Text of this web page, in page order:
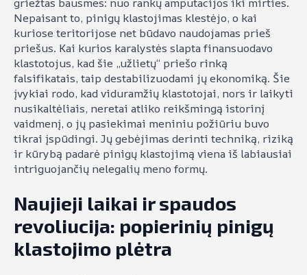
Nepaisant to, pinigų klastojimas klestėjo, o kai
kuriose teritorijose net būdavo naudojamas prieš
priešus. Kai kurios karalystės slapta finansuodavo
klastotojus, kad šie „užlietų“ priešo rinką
falsifikatais, taip destabilizuodami jų ekonomiką. Šie
įvykiai rodo, kad viduramžių klastotojai, nors ir laikyti
nusikaltėliais, neretai atliko reikšmingą istorinį
vaidmenį, o jų pasiekimai meniniu požiūriu buvo
tikrai įspūdingi. Jų gebėjimas derinti techniką, riziką
ir kūrybą padarė pinigų klastojimą viena iš labiausiai
intriguojančių nelegalių meno formų.
Naujieji laikai ir spaudos
revoliucija: popierinių pinigų
klastojimo plėtra